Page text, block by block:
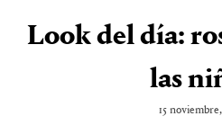
Look del día:
las
15